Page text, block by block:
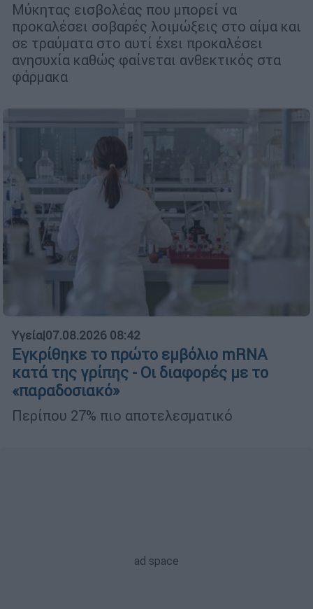
Μύκητας εισβολέας που μπορεί να
προκαλέσει σοβαρές λοιμώξεις στο αίμα και
σε τραύματα στο αυτί έχει προκαλέσει
ανησυχία καθώς φαίνεται ανθεκτικός στα
φάρμακα
Υγεία|07.08.2026 08:42
Εγκρίθηκε το πρώτο εμβόλιο mRNA
κατά της γρίπης - Οι διαφορές με το
«παραδοσιακό»
Περίπου 27% πιο αποτελεσματικό